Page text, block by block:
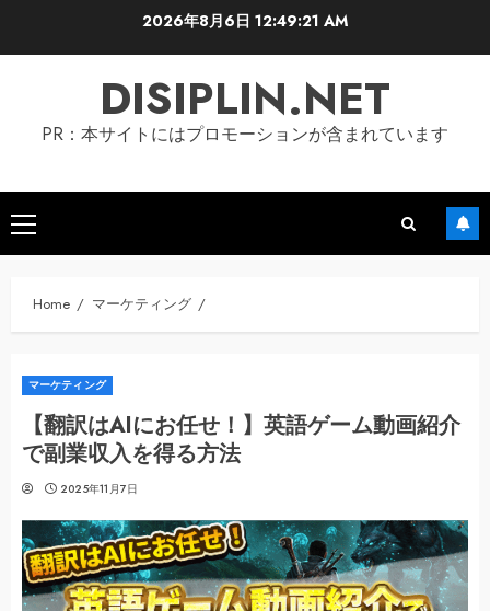
2026年8月6日 12:49:21 AM
DISIPLIN.NET
PR：本サイトにはプロモーションが含まれています
Primary
Menu
Home マーケティング
マーケティング
【翻訳はAIにお任せ！】英語ゲーム動画紹介
で副業収入を得る方法
2025年11月7日